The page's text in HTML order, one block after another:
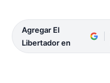
Agregar El
Libertador en